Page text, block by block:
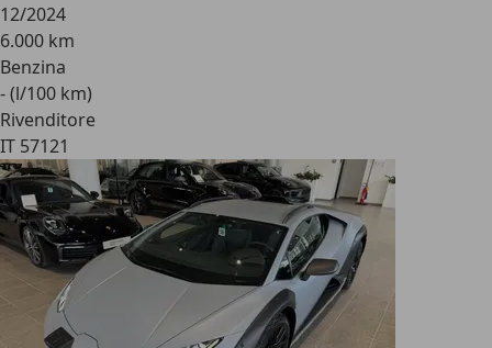
12/2024
6.000 km
Benzina
- (l/100 km)
Rivenditore
IT 57121